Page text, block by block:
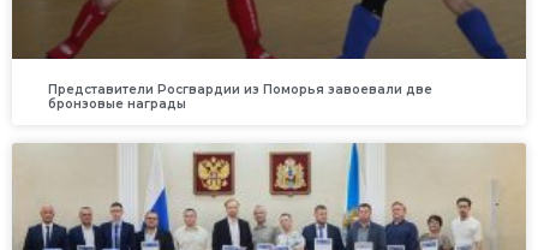
Представители Росгвардии из Поморья завоевали две
бронзовые награды